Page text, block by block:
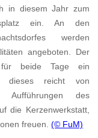
in diesem Jahr zum
ein. An den
werden
angeboten. Der
beide Tage ein
dieses reicht von
Aufführungen des
die Kerzenwerkstatt,
freuen.(© FuM)